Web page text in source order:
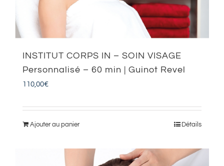
INSTITUT CORPS IN – SOIN VISAGE
Personnalisé – 60 min | Guinot Revel
110,00€
Ajouter au panier Détails